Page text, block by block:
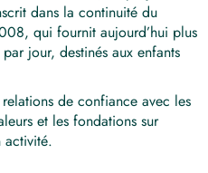
dans la continuité du
qui fournit aujourd’hui plus
jour, destinés aux enfants
de confiance avec les
et les fondations sur
activité.